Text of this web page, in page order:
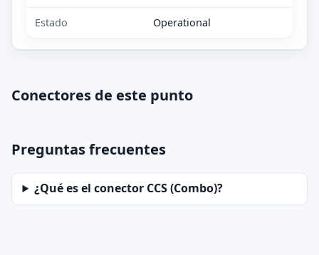
Estado Operational
Conectores de este punto
Preguntas frecuentes
¿Qué es el conector CCS (Combo)?